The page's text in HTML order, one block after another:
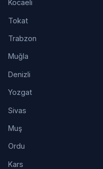
Kocaeli
Tokat
Trabzon
Muğla
Denizli
Yozgat
Sivas
Muş
Ordu
Kars